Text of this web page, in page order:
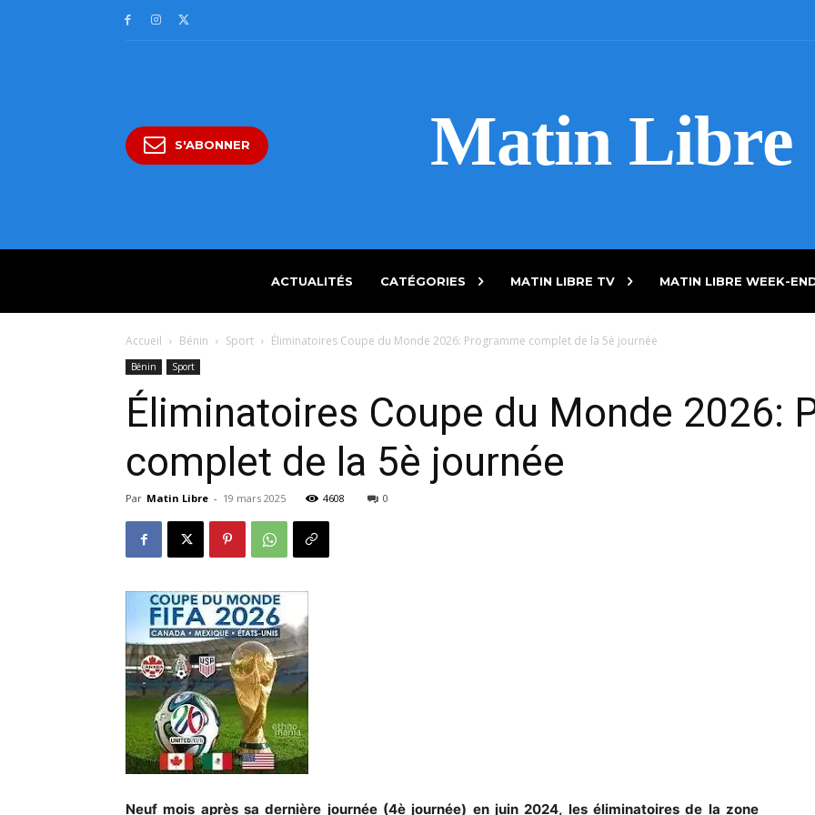
S'ABONNER Matin Libre
ACTUALITÉS CATÉGORIES MATIN LIBRE TV MATIN LIBRE WEEK-
Accueil Bénin Sport Éliminatoires Coupe du Monde 2026: Programme complet de la 5è journée
Bénin Sport
Éliminatoires Coupe du Monde 2026:
complet de la 5è journée
Par Matin Libre - 19 mars 2025 4608 0
Neuf mois après sa dernière journée (4è journée) en juin 2024, les éliminatoires de la zone